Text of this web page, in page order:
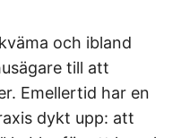
och ibland
till att
Emellertid har en
dykt upp: att